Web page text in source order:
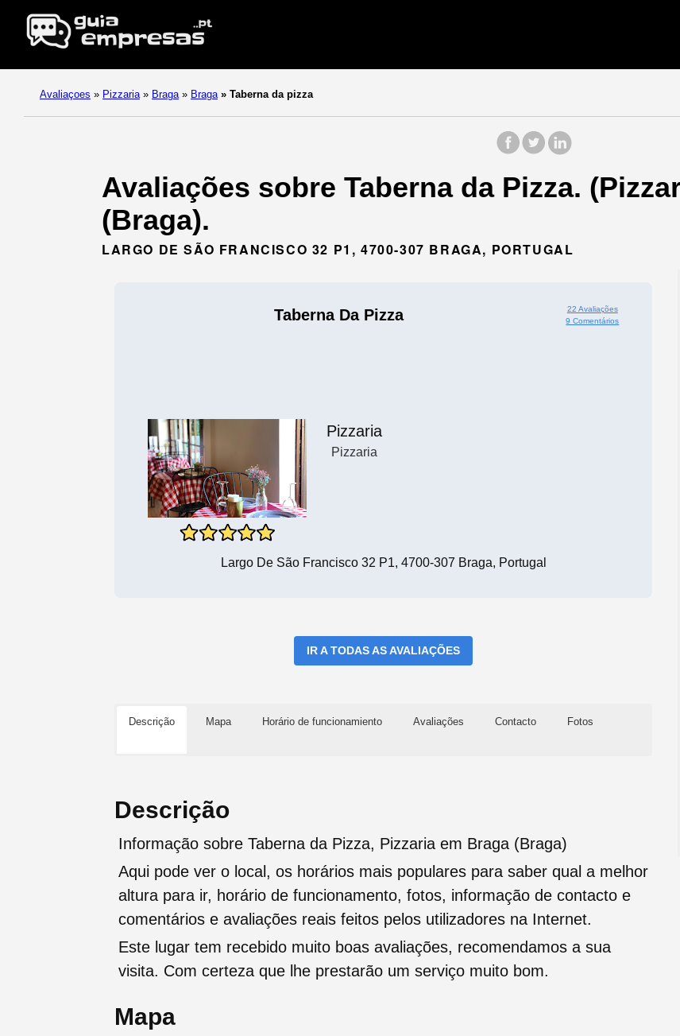
Avaliaçoes » Pizzaria » Braga » Braga » Taberna da pizza
Avaliações sobre Taberna da Pizza.
(Braga).
LARGO DE SÃO FRANCISCO 32 P1, 4700-307 BRAGA, PORTUGAL
Taberna Da Pizza
22 Avaliações
9 Comentários
Pizzaria
Pizzaria
Largo De São Francisco 32 P1, 4700-307 Braga, Portugal
IR A TODAS AS AVALIAÇÕES
Descrição Mapa Horário de funcionamiento Avaliações Contacto Fotos
Descrição
Informação sobre Taberna da Pizza, Pizzaria em Braga (Braga)
Aqui pode ver o local, os horários mais populares para saber qual a melhor
altura para ir, horário de funcionamento, fotos, informação de contacto e
comentários e avaliações reais feitos pelos utilizadores na Internet.
Este lugar tem recebido muito boas avaliações, recomendamos a sua
visita. Com certeza que lhe prestarão um serviço muito bom.
Mapa